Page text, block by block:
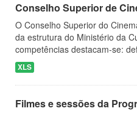
Conselho Superior de
O Conselho Superior do
da estrutura do Ministério da
competências destacam-se:
XLS
Filmes e sessões da